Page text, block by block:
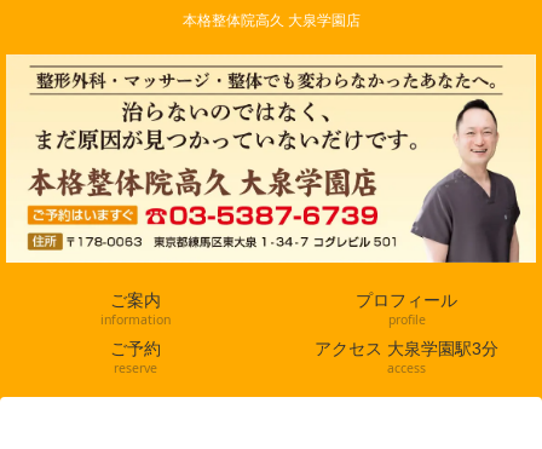
本格整体院高久 大泉学園店
ご案内
information
プロフィール
profile
ご予約
reserve
アクセス 大泉学園駅3分
access